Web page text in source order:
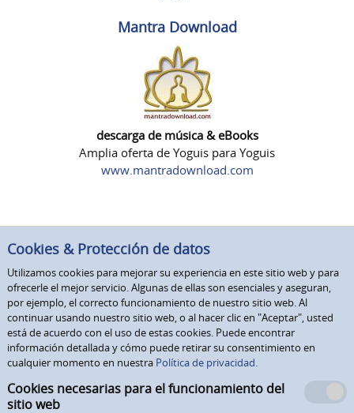
Mantra Download
descarga de música & eBooks
Amplia oferta de Yoguis para Yoguis
www.mantradownload.com
Cookies & Protección de datos
Utilizamos cookies para mejorar su experiencia en este sitio web y para
ofrecerle el mejor servicio. Algunas de ellas son esenciales y aseguran,
por ejemplo, el correcto funcionamiento de nuestro sitio web. Al
continuar usando nuestro sitio web, o al hacer clic en "Aceptar", usted
está de acuerdo con el uso de estas cookies. Puede encontrar
información detallada y cómo puede retirar su consentimiento en
cualquier momento en nuestra Política de privacidad.
Cookies necesarias para el funcionamiento del
sitio web